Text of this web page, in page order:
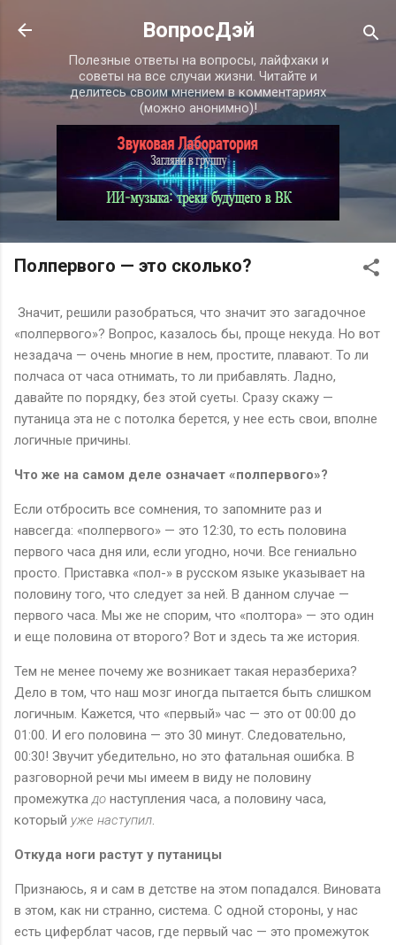
К основному контенту
ВопросДэй
Полезные ответы на вопросы, лайфхаки и
советы на все случаи жизни. Читайте и
делитесь своим мнением в комментариях
(можно анонимно)!
Полпервого — это сколько?
Значит, решили разобраться, что значит это загадочное
«полпервого»? Вопрос, казалось бы, проще некуда. Но вот
незадача — очень многие в нем, простите, плавают. То ли
полчаса от часа отнимать, то ли прибавлять. Ладно,
давайте по порядку, без этой суеты. Сразу скажу —
путаница эта не с потолка берется, у нее есть свои, вполне
логичные причины.
Что же на самом деле означает «полпервого»?
Если отбросить все сомнения, то запомните раз и
навсегда: «полпервого» — это 12:30, то есть половина
первого часа дня или, если угодно, ночи. Все гениально
просто. Приставка «пол-» в русском языке указывает на
половину того, что следует за ней. В данном случае —
первого часа. Мы же не спорим, что «полтора» — это один
и еще половина от второго? Вот и здесь та же история.
Тем не менее почему же возникает такая неразбериха?
Дело в том, что наш мозг иногда пытается быть слишком
логичным. Кажется, что «первый» час — это от 00:00 до
01:00. И его половина — это 30 минут. Следовательно,
00:30! Звучит убедительно, но это фатальная ошибка. В
разговорной речи мы имеем в виду не половину
промежутка до наступления часа, а половину часа,
который уже наступил
Откуда ноги растут у путаницы
Признаюсь, я и сам в детстве на этом попадался. Виновата
в этом, как ни странно, система. С одной стороны, у нас
есть циферблат часов, где первый час — это промежуток